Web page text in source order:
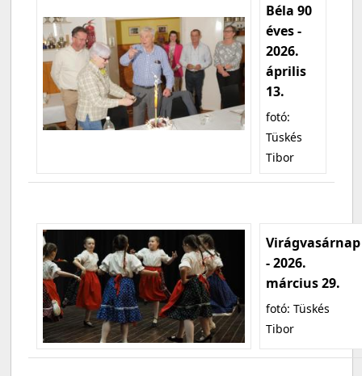
Béla 90
éves -
2026.
április
13.
fotó:
Tüskés
Tibor
Virágvasárnap
- 2026.
március 29.
fotó: Tüskés
Tibor